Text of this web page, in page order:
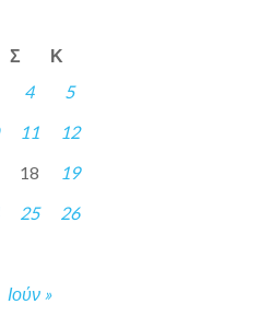
Σ Κ
Ιούν »
4
5
11
12
18
19
25
26